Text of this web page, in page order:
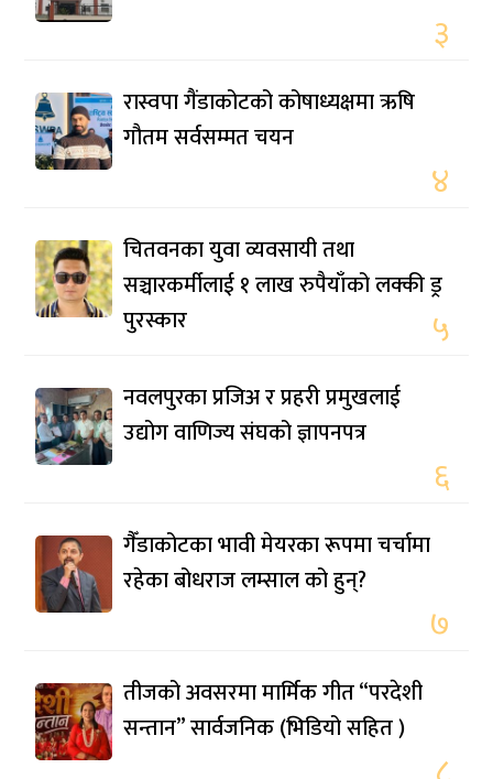
३
रास्वपा गैंडाकोटको कोषाध्यक्षमा ऋषि
गौतम सर्वसम्मत चयन
४
चितवनका युवा व्यवसायी तथा
सञ्चारकर्मीलाई १ लाख रुपैयाँको लक्की ड्र
पुरस्कार
५
नवलपुरका प्रजिअ र प्रहरी प्रमुखलाई
उद्योग वाणिज्य संघको ज्ञापनपत्र
६
गैँडाकोटका भावी मेयरका रूपमा चर्चामा
रहेका बोधराज लम्साल को हुन्?
७
तीजको अवसरमा मार्मिक गीत “परदेशी
सन्तान” सार्वजनिक (भिडियो सहित )